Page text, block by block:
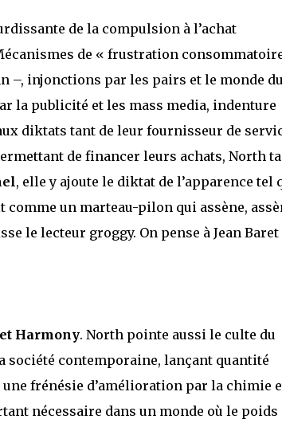
de la compulsion à l’achat
de « frustration
–, injonctions par les pairs et le monde du
la publicité et les mass media, indenture
diktats tant de leur fournisseur de
de financer leurs achats, North
, elle y ajoute le diktat de l’apparence tel
comme un marteau-pilon qui assène,
le lecteur groggy. On pense à Jean Baret
Harmony. North pointe aussi le culte du
société contemporaine, lançant quantité
frénésie d’amélioration par la chimie
nécessaire dans un monde où le poids